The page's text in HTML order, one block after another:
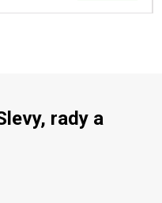
rady a